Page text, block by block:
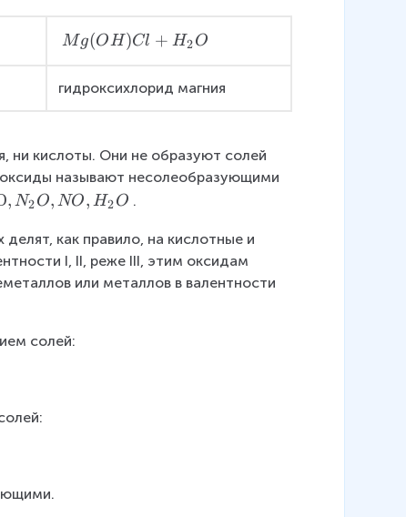
+
2
M
O
l
+
H
2
O
Mg(OH)Cl + H2O
гидроксихлорид магния
ни кислоты. Они не образуют солей
называют несолеобразующими
, N2O, NO, H2O .
как правило, на кислотные и
I, II, реже III, этим оксидам
или металлов в валентности
солей: